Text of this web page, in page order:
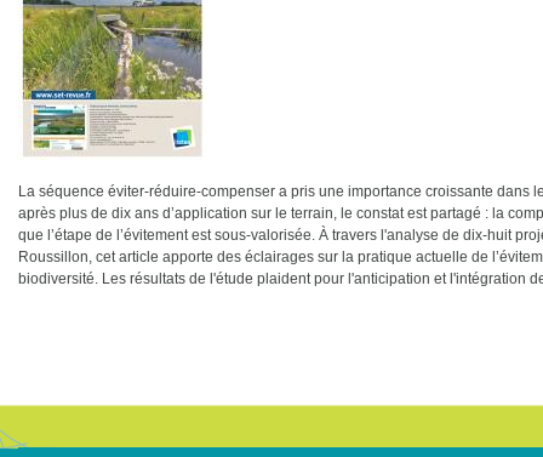
La séquence éviter-réduire-compenser a pris une importance croissante dans
après plus de dix ans d’application sur le terrain, le constat est partagé : la
que l’étape de l’évitement est sous-valorisée. À travers l'analyse de dix-huit
Roussillon, cet article apporte des éclairages sur la pratique actuelle de
biodiversité. Les résultats de l'étude plaident pour l'anticipation et l'intégration